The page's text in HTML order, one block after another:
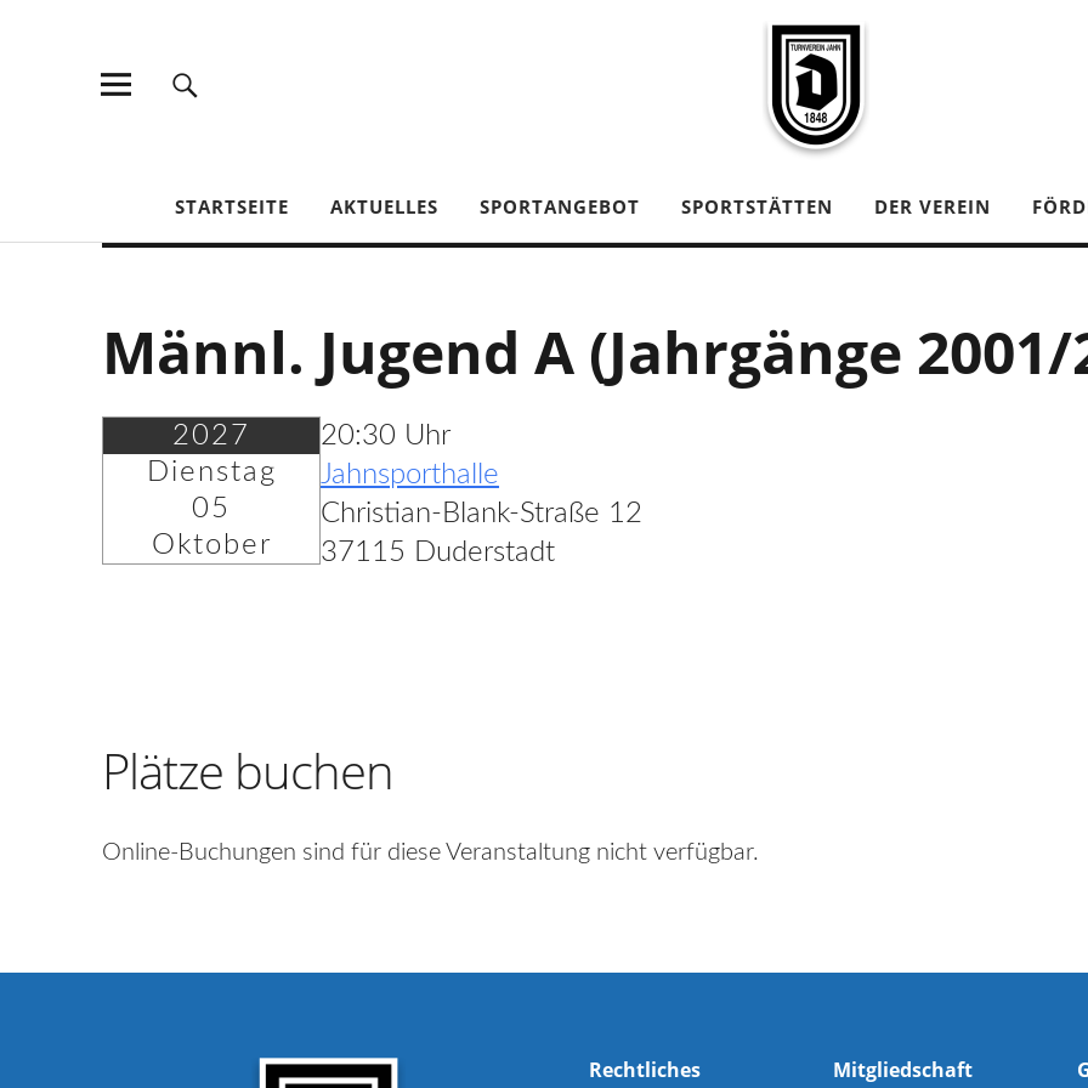
STARTSEITE AKTUELLES SPORTANGEBOT SPORTSTÄTTEN DER VEREIN
Männl. Jugend A (Jahrgänge 2001/
2027
Dienstag
05
Oktober
20:30 Uhr
Jahnsporthalle
Christian-Blank-Straße 12
37115 Duderstadt
Plätze buchen
Online-Buchungen sind für diese Veranstaltung nicht verfügbar.
Rechtliches Mitgliedschaft